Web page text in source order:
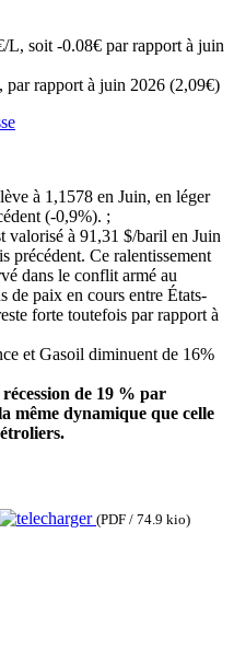
L, soit -0.08€ par rapport à juin
par rapport à juin 2026 (2,09€)
à 1,1578 en Juin, en léger
(-0,9%). ;
valorisé à 91,31 $/baril en Juin
précédent. Ce ralentissement
dans le conflit armé au
de paix en cours entre États-
forte toutefois par rapport à
et Gasoil diminuent de 16%
de 19 % par
même dynamique que celle
(PDF / 74.9 kio)